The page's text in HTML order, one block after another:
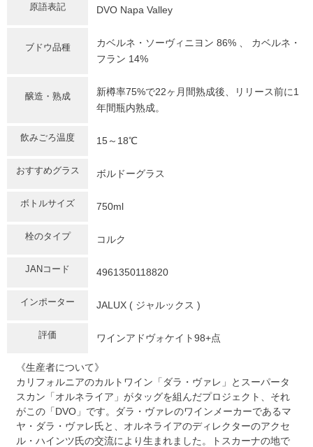
原語表記 DVO Napa Valley
ブドウ品種
カベルネ・ソーヴィニヨン 86% 、 カベルネ・
フラン 14%
醸造・熟成
新樽率75%で22ヶ月間熟成後、リリース前に1
年間瓶内熟成。
飲みごろ温度 15～18℃
おすすめグラス ボルドーグラス
ボトルサイズ 750ml
栓のタイプ コルク
JANコード 4961350118820
インポーター JALUX ( ジャルックス )
評価 ワインアドヴォケイト98+点
《生産者について》
カリフォルニアのカルトワイン「ダラ・ヴァレ」とスーパータ
スカン「オルネライア」がタッグを組んだプロジェクト、それ
がこの「DVO」です。ダラ・ヴァレのワインメーカーであるマ
ヤ・ダラ・ヴァレ氏と、オルネライアのディレクターのアクセ
ル・ハインツ氏の交流により生まれました。トスカーナの地で